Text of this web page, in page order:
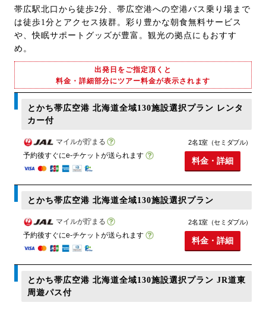
帯広駅北口から徒歩2分、帯広空港への空港バス乗り場まで
は徒歩1分とアクセス抜群。彩り豊かな朝食無料サービス
や、快眠サポートグッズが豊富。観光の拠点にもおすす
め。
出発日をご指定頂くと
料金・詳細部分にツアー料金が表示されます
とかち帯広空港 北海道全域130施設選択プラン レンタ
カー付
マイルが貯まる
予約後すぐにe-チケットが送られます
2名1室（セミダブル）
料金・詳細
とかち帯広空港 北海道全域130施設選択プラン
マイルが貯まる
予約後すぐにe-チケットが送られます
2名1室（セミダブル）
料金・詳細
とかち帯広空港 北海道全域130施設選択プラン JR道東
周遊パス付